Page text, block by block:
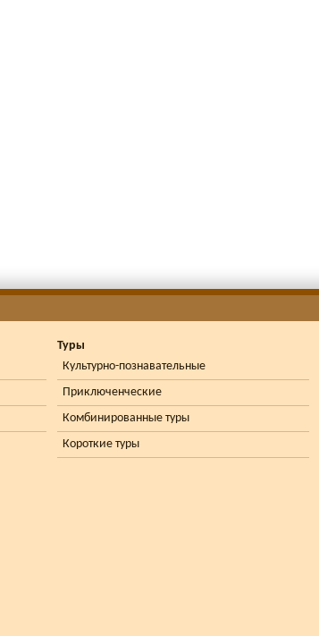
Туры
Культурно-познавательные
Приключенческие
Комбинированные туры
Короткие туры